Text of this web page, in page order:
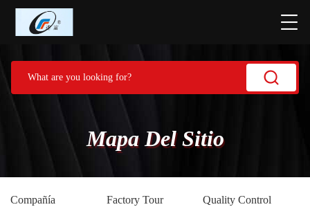
Mapa Del Sitio
Compañía Factory Tour
Quality Control